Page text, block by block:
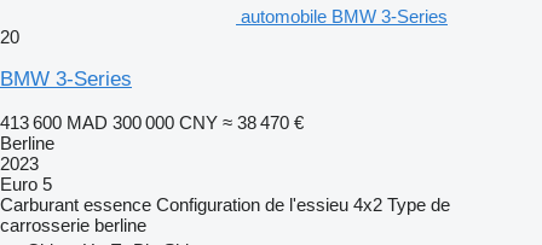
automobile BMW 3-Series
20
BMW 3-Series
413 600 MAD 300 000 CNY ≈ 38 470 €
Berline
2023
Euro 5
Carburant essence Configuration de l'essieu 4x2 Type de
carrosserie berline